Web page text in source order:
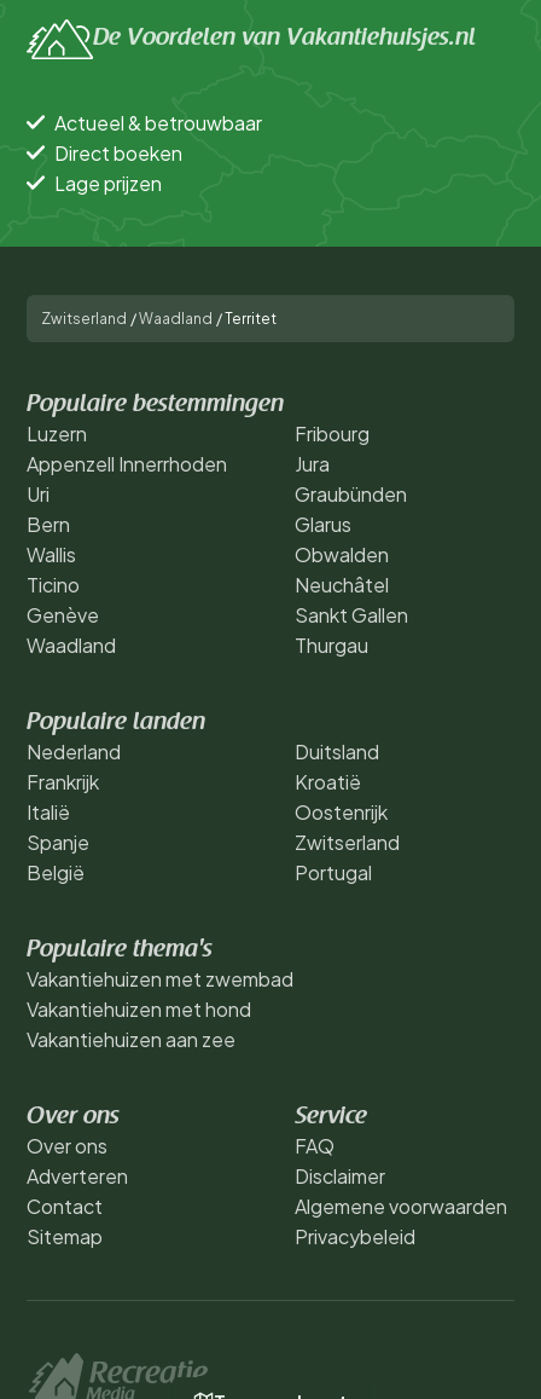
De Voordelen van Vakantiehuisjes.nl
Actueel & betrouwbaar
Direct boeken
Lage prijzen
Zwitserland /Waadland /Territet
Populaire bestemmingen
Luzern
Appenzell Innerrhoden
Uri
Bern
Wallis
Ticino
Genève
Waadland
Fribourg
Jura
Graubünden
Glarus
Obwalden
Neuchâtel
Sankt Gallen
Thurgau
Populaire landen
Nederland
Frankrijk
Italië
Spanje
België
Duitsland
Kroatië
Oostenrijk
Zwitserland
Portugal
Populaire thema's
Vakantiehuizen met zwembad
Vakantiehuizen met hond
Vakantiehuizen aan zee
Over ons
Over ons
Adverteren
Contact
Sitemap
Service
FAQ
Disclaimer
Algemene voorwaarden
Privacybeleid